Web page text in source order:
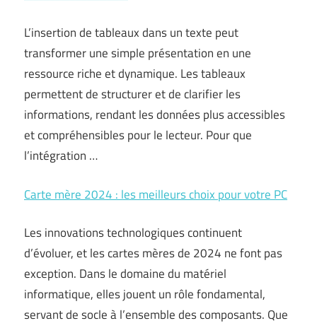
L’insertion de tableaux dans un texte peut
transformer une simple présentation en une
ressource riche et dynamique. Les tableaux
permettent de structurer et de clarifier les
informations, rendant les données plus accessibles
et compréhensibles pour le lecteur. Pour que
l’intégration …
Carte mère 2024 : les meilleurs choix pour votre PC
Les innovations technologiques continuent
d’évoluer, et les cartes mères de 2024 ne font pas
exception. Dans le domaine du matériel
informatique, elles jouent un rôle fondamental,
servant de socle à l’ensemble des composants. Que